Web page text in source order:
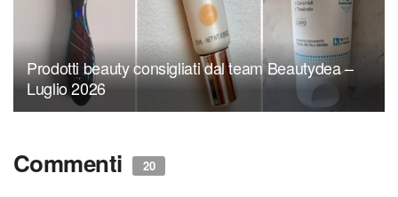
Prodotti beauty consigliati dal team Beautydea –
Luglio 2026
Commenti 20